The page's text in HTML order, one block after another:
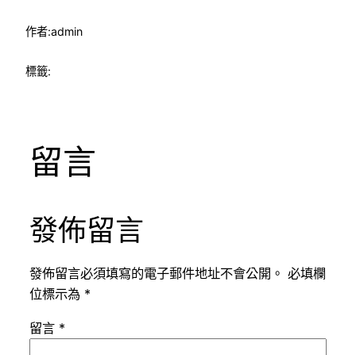
作者:admin
標籤:
留言
發佈留言
發佈留言必須填寫的電子郵件地址不會公開。 必填欄
位標示為 *
留言 *